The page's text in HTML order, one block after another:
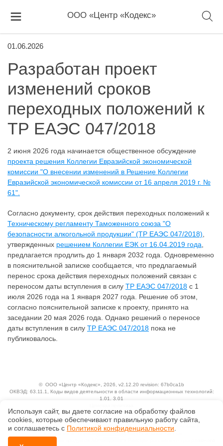
ООО «Центр «Кодекс»
01.06.2026
Разработан проект
изменений сроков
переходных положений к
ТР ЕАЭС 047/2018
2 июня 2026 года начинается общественное обсуждение
проекта решения Коллегии Евразийской экономической
комиссии "О внесении изменений в Решение Коллегии
Евразийской экономической комиссии от 16 апреля 2019 г. №
61".
Согласно документу, срок действия переходных положений к
Техническому регламенту Таможенного союза "О
безопасности алкогольной продукции" (ТР ЕАЭС 047/2018)
утвержденных решением Коллегии ЕЭК от 16.04.2019 года
предлагается продлить до 1 января 2032 года. Одновременно
в пояснительной записке сообщается, что предлагаемый
перенос срока действия переходных положений связан с
переносом даты вступления в силу ТР ЕАЭС 047/2018 с 1
июля 2026 года на 1 января 2027 года. Решение об этом,
согласно пояснительной записке к проекту, принято на
заседании 20 мая 2026 года. Однако решений о переносе
даты вступления в силу ТР ЕАЭС 047/2018 пока не
публиковалось.
© ООО «Центр «Кодекс» , 2026, v2.12.20 revision: 67b0ca1b
ОКВЭД: 63.11.1, Коды видов деятельности в области информационных технологий:
1.01, 3.01
Технологии
Исключительные авторские и смежные права принадлежат АО «Кодекс».
Положение по обработке и защите персональных данных
Используя сайт, вы даете согласие на обработку файлов
сооkiеs, которые обеспечивают правильную работу сайта,
и соглашаетесь с Политикой конфиденциальности